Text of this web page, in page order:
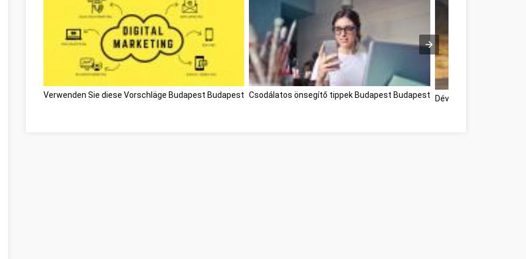
Verwenden Sie diese Vorschläge Budapest Budapest Csodálatos önsegítő tippek Budapest Budapest Développement